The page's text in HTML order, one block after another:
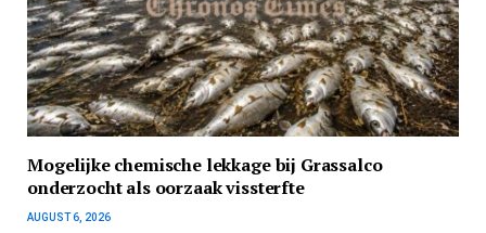
Mogelijke chemische lekkage bij Grassalco
onderzocht als oorzaak vissterfte
AUGUST 6, 2026